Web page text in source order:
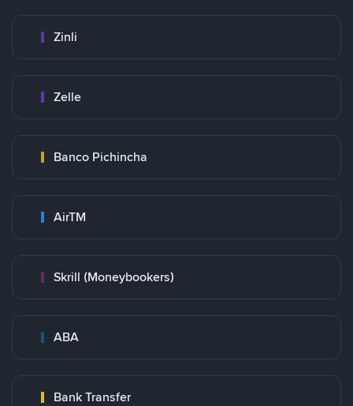
Zinli
Zelle
Banco Pichincha
AirTM
Skrill (Moneybookers)
ABA
Bank Transfer